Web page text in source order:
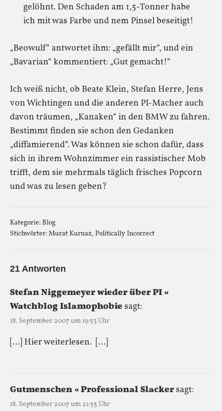
gelöhnt. Den Schaden am 1,5-Tonner habe
ich mit was Farbe und nem Pinsel beseitigt!
„Beowulf“ antwortet ihm: „gefällt mir“, und ein
„Bavarian“ kommentiert: „Gut gemacht!“
Ich weiß nicht, ob Beate Klein, Stefan Herre, Jens
von Wichtingen und die anderen PI-Macher auch
davon träumen, „Kanaken“ in den BMW zu fahren.
Bestimmt finden sie schon den Gedanken
„diffamierend“. Was können sie schon dafür, dass
sich in ihrem Wohnzimmer ein rassistischer Mob
trifft, dem sie mehrmals täglich frisches Popcorn
und was zu lesen geben?
Kategorie:Blog
Stichwörter:Murat Kurnaz, Politically Incorrect
21 Antworten
Stefan Niggemeyer wieder über PI «
Watchblog Islamophobiesagt:
18. September 2007 um 19:53 Uhr
[…] Hier weiterlesen. […]
Gutmenschen « Professional Slackersagt:
18. September 2007 um 21:55 Uhr